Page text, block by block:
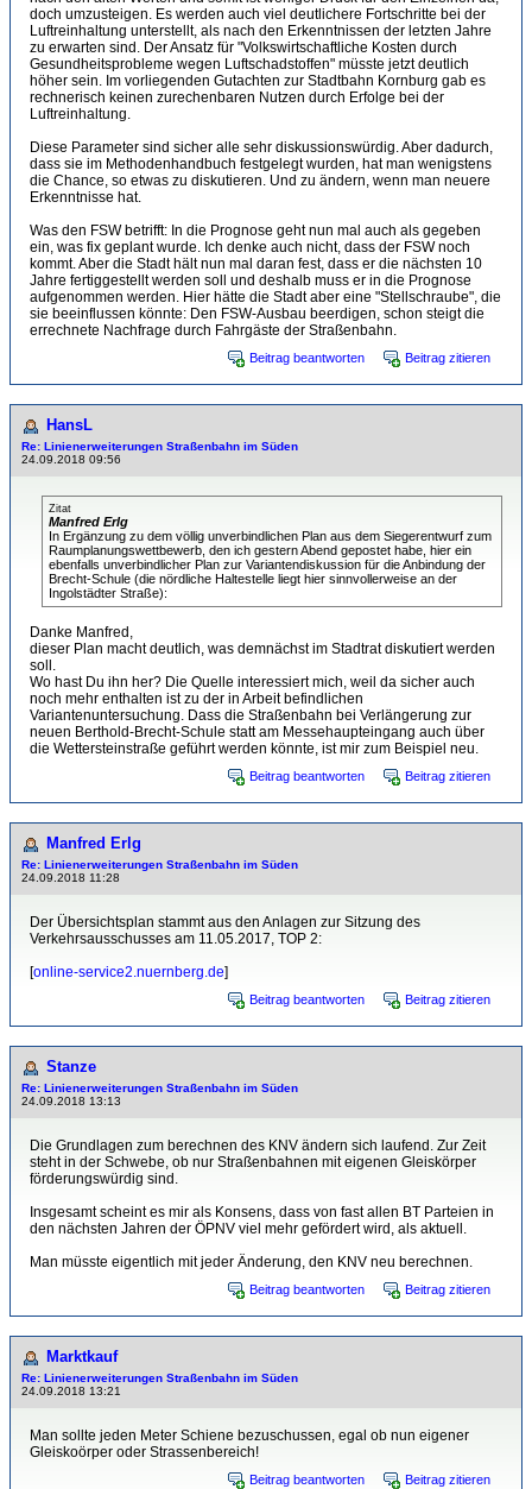
doch umzusteigen. Es werden auch viel deutlichere Fortschritte bei der
Luftreinhaltung unterstellt, als nach den Erkenntnissen der letzten Jahre
zu erwarten sind. Der Ansatz für "Volkswirtschaftliche Kosten durch
Gesundheitsprobleme wegen Luftschadstoffen" müsste jetzt deutlich
höher sein. Im vorliegenden Gutachten zur Stadtbahn Kornburg gab es
rechnerisch keinen zurechenbaren Nutzen durch Erfolge bei der
Luftreinhaltung.
Diese Parameter sind sicher alle sehr diskussionswürdig. Aber dadurch,
dass sie im Methodenhandbuch festgelegt wurden, hat man wenigstens
die Chance, so etwas zu diskutieren. Und zu ändern, wenn man neuere
Erkenntnisse hat.
Was den FSW betrifft: In die Prognose geht nun mal auch als gegeben
ein, was fix geplant wurde. Ich denke auch nicht, dass der FSW noch
kommt. Aber die Stadt hält nun mal daran fest, dass er die nächsten 10
Jahre fertiggestellt werden soll und deshalb muss er in die Prognose
aufgenommen werden. Hier hätte die Stadt aber eine "Stellschraube", die
sie beeinflussen könnte: Den FSW-Ausbau beerdigen, schon steigt die
errechnete Nachfrage durch Fahrgäste der Straßenbahn.
Beitrag beantworten Beitrag zitieren
HansL
Re: Linienerweiterungen Straßenbahn im Süden
24.09.2018 09:56
Zitat
Manfred Erlg
In Ergänzung zu dem völlig unverbindlichen Plan aus dem Siegerentwurf zum
Raumplanungswettbewerb, den ich gestern Abend gepostet habe, hier ein
ebenfalls unverbindlicher Plan zur Variantendiskussion für die Anbindung der
Brecht-Schule (die nördliche Haltestelle liegt hier sinnvollerweise an der
Ingolstädter Straße):
Danke Manfred,
dieser Plan macht deutlich, was demnächst im Stadtrat diskutiert werden
soll.
Wo hast Du ihn her? Die Quelle interessiert mich, weil da sicher auch
noch mehr enthalten ist zu der in Arbeit befindlichen
Variantenuntersuchung. Dass die Straßenbahn bei Verlängerung zur
neuen Berthold-Brecht-Schule statt am Messehaupteingang auch über
die Wettersteinstraße geführt werden könnte, ist mir zum Beispiel neu.
Beitrag beantworten Beitrag zitieren
Manfred Erlg
Re: Linienerweiterungen Straßenbahn im Süden
24.09.2018 11:28
Der Übersichtsplan stammt aus den Anlagen zur Sitzung des
Verkehrsausschusses am 11.05.2017, TOP 2:
[online-service2.nuernberg.de]
Beitrag beantworten Beitrag zitieren
Stanze
Re: Linienerweiterungen Straßenbahn im Süden
24.09.2018 13:13
Die Grundlagen zum berechnen des KNV ändern sich laufend. Zur Zeit
steht in der Schwebe, ob nur Straßenbahnen mit eigenen Gleiskörper
förderungswürdig sind.
Insgesamt scheint es mir als Konsens, dass von fast allen BT Parteien in
den nächsten Jahren der ÖPNV viel mehr gefördert wird, als aktuell.
Man müsste eigentlich mit jeder Änderung, den KNV neu berechnen.
Beitrag beantworten Beitrag zitieren
Marktkauf
Re: Linienerweiterungen Straßenbahn im Süden
24.09.2018 13:21
Man sollte jeden Meter Schiene bezuschussen, egal ob nun eigener
Gleiskoörper oder Strassenbereich!
Beitrag beantworten Beitrag zitieren